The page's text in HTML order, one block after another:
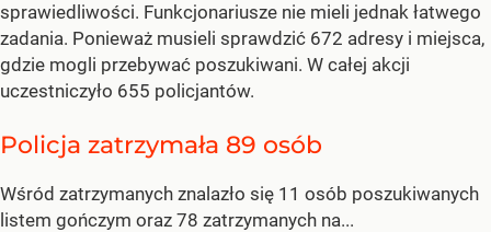
sprawiedliwości. Funkcjonariusze nie mieli jednak łatwego
zadania. Ponieważ musieli sprawdzić 672 adresy i miejsca,
gdzie mogli przebywać poszukiwani. W całej akcji
uczestniczyło 655 policjantów.
Policja zatrzymała 89 osób
Wśród zatrzymanych znalazło się 11 osób poszukiwanych
listem gończym oraz 78 zatrzymanych na...